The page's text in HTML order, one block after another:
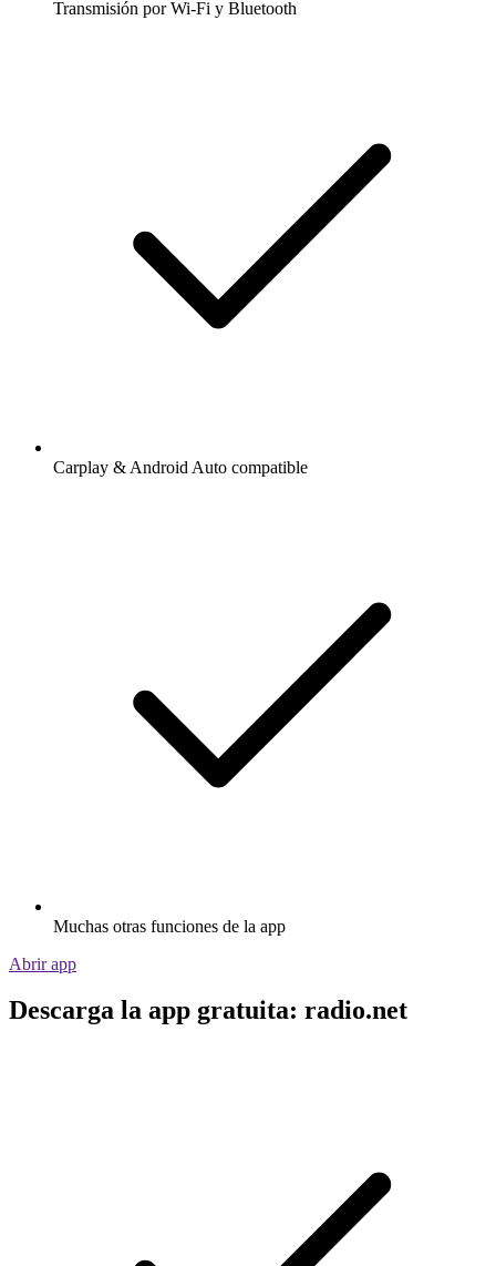
Transmisión por Wi-Fi y Bluetooth
Carplay & Android Auto compatible
Muchas otras funciones de la app
Abrir app
Descarga la app gratuita: radio.net